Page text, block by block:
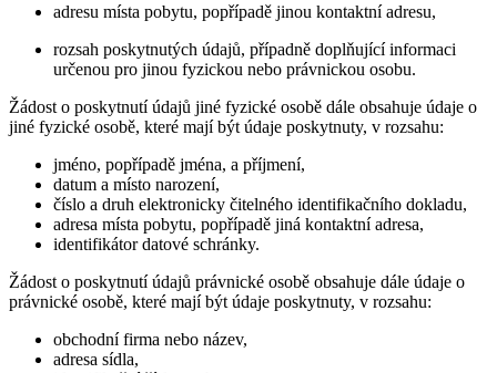
adresu místa pobytu, popřípadě jinou kontaktní adresu,
rozsah poskytnutých údajů, případně doplňující informaci
určenou pro jinou fyzickou nebo právnickou osobu.
Žádost o poskytnutí údajů jiné fyzické osobě dále obsahuje údaje o
jiné fyzické osobě, které mají být údaje poskytnuty, v rozsahu:
jméno, popřípadě jména, a příjmení,
datum a místo narození,
číslo a druh elektronicky čitelného identifikačního dokladu,
adresa místa pobytu, popřípadě jiná kontaktní adresa,
identifikátor datové schránky.
Žádost o poskytnutí údajů právnické osobě obsahuje dále údaje o
právnické osobě, které mají být údaje poskytnuty, v rozsahu:
obchodní firma nebo název,
adresa sídla,